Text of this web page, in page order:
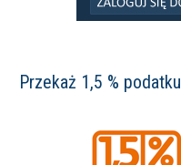
Przekaż 1,5 % podatku